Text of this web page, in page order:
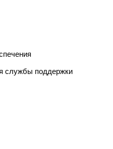
службы поддержки